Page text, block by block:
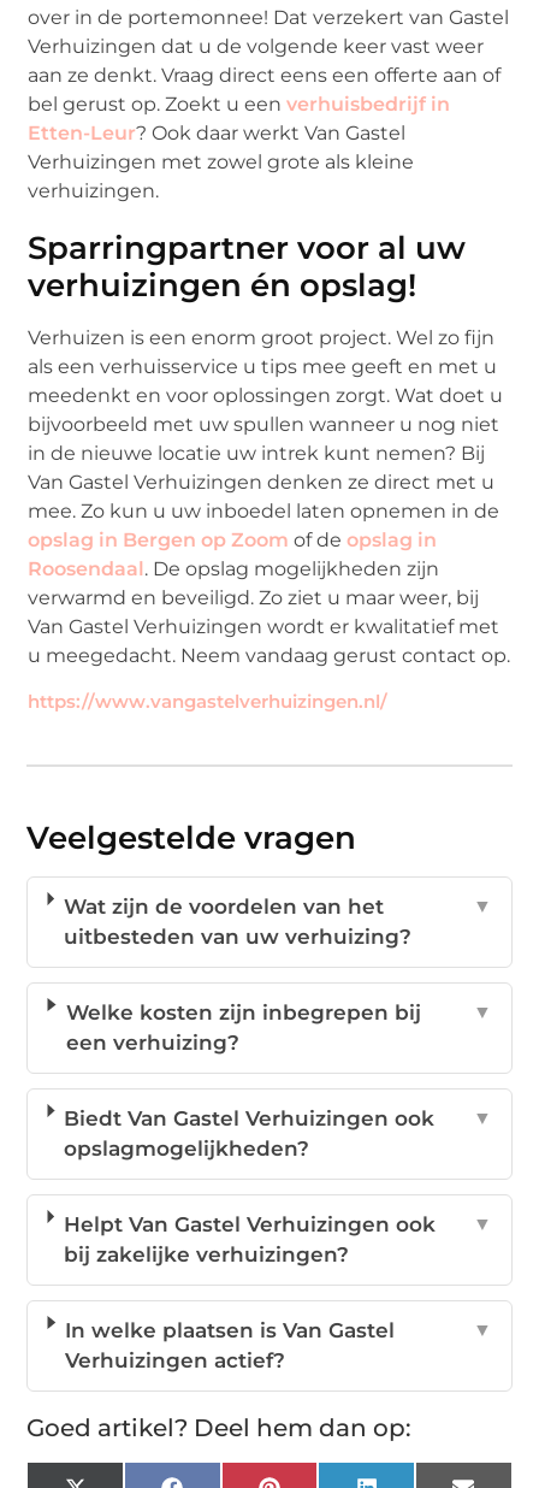
over in de portemonnee! Dat verzekert van Gastel
Verhuizingen dat u de volgende keer vast weer
aan ze denkt. Vraag direct eens een offerte aan of
bel gerust op. Zoekt u eenverhuisbedrijf in
Etten-Leur? Ook daar werkt Van Gastel
Verhuizingen met zowel grote als kleine
verhuizingen.
Sparringpartner voor al uw
verhuizingen én opslag!
Verhuizen is een enorm groot project. Wel zo fijn
als een verhuisservice u tips mee geeft en met u
meedenkt en voor oplossingen zorgt. Wat doet u
bijvoorbeeld met uw spullen wanneer u nog niet
in de nieuwe locatie uw intrek kunt nemen? Bij
Van Gastel Verhuizingen denken ze direct met u
mee. Zo kun u uw inboedel laten opnemen in de
opslag in Bergen op Zoom of deopslag in
Roosendaal. De opslag mogelijkheden zijn
verwarmd en beveiligd. Zo ziet u maar weer, bij
Van Gastel Verhuizingen wordt er kwalitatief met
u meegedacht. Neem vandaag gerust contact op.
https://www.vangastelverhuizingen.nl/
Veelgestelde vragen
Wat zijn de voordelen van het
uitbesteden van uw verhuizing?
▼
Welke kosten zijn inbegrepen bij
een verhuizing?
▼
Biedt Van Gastel Verhuizingen ook
opslagmogelijkheden?
▼
Helpt Van Gastel Verhuizingen ook
bij zakelijke verhuizingen?
▼
In welke plaatsen is Van Gastel
Verhuizingen actief?
▼
Goed artikel? Deel hem dan op: